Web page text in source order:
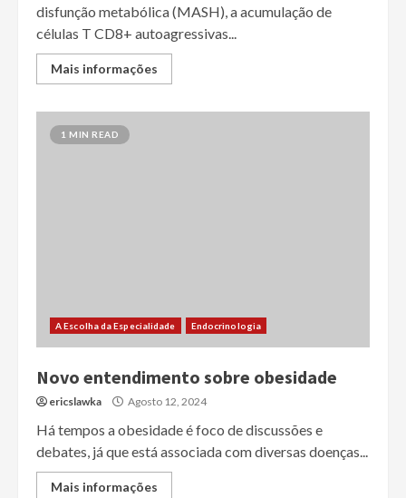
disfunção metabólica (MASH), a acumulação de
células T CD8+ autoagressivas...
Mais informações
1 MIN READ
A Escolha da Especialidade Endocrinologia
Novo entendimento sobre obesidade
ericslawka Agosto 12, 2024
Há tempos a obesidade é foco de discussões e
debates, já que está associada com diversas doenças...
Mais informações